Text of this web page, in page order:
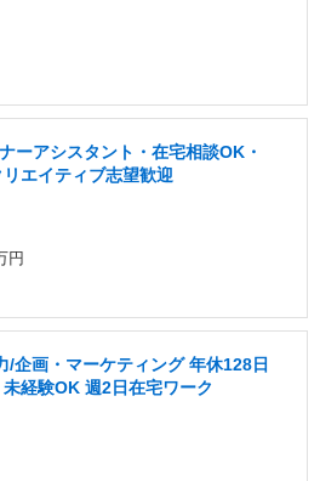
ーアシスタント・在宅相談OK・
エイティブ志望歓迎
円
/企画・マーケティング 年休128日
経験OK 週2日在宅ワーク